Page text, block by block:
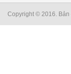
Copyright © 2016. Bản